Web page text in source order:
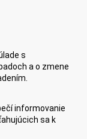
s
a o zmene
informovanie
sa k